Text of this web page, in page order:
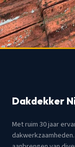
Dakdekker
Met ruim 30 jaar